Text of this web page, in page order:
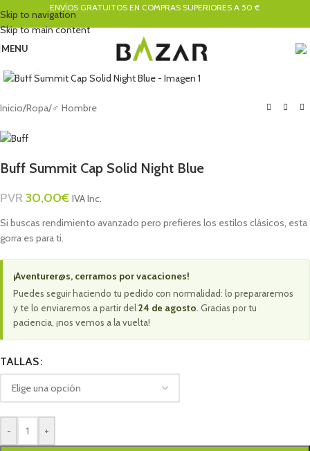
Skip to navigation
Skip to main content
ENVÍOS GRATUITOS EN COMPRAS SUPERIORES A 50 €
MENU
Inicio/Ropa/♂ Hombre
Buff Summit Cap Solid Night Blue
PVR30,00€ IVA Inc.
Si buscas rendimiento avanzado pero prefieres los estilos clásicos, esta
gorra es para ti.
¡Aventurer@s, cerramos por vacaciones!
Puedes seguir haciendo tu pedido con normalidad: lo prepararemos
y te lo enviaremos a partir del24 de agosto . Gracias por tu
paciencia, ¡nos vemos a la vuelta!
TALLAS
- +